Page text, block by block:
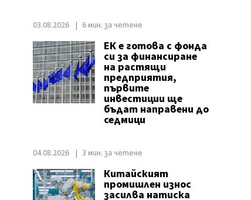
03.08.2026 6 мин. за четене
ЕК е готова с фонда
си за финансиране
на растящи
предприятия,
първите
инвестиции ще
бъдат направени до
седмици
04.08.2026 3 мин. за четене
Китайският
промишлен износ
засилва натиска